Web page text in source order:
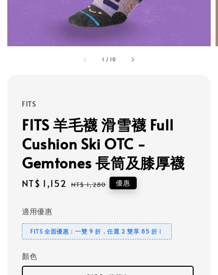
1 / 10
FITS
FITS 羊毛襪 滑雪襪 Full
Cushion Ski OTC -
Gemtones 長筒及膝厚襪
Sale
NT$ 1,152 Regular
NT$ 1,280 優惠
適用優惠
FITS 全面優惠：一雙 9 折，任選 2 雙享 85 折！
顏色